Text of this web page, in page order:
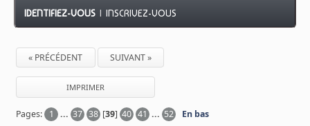
IDENTIFIEZ-VOUS |INSCRIVEZ-VOUS
« PRÉCÉDENT SUIVANT »
IMPRIMER
Pages: 1 ...37 38 [39]40 41 ... 52 En bas